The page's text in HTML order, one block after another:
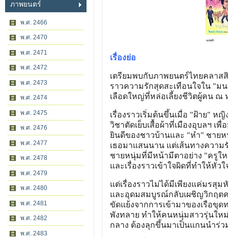
ภาพยนตร์
พ.ศ. 2466
พ.ศ. 2470
พ.ศ. 2471
พ.ศ. 2472
พ.ศ. 2473
พ.ศ. 2474
พ.ศ. 2475
พ.ศ. 2476
พ.ศ. 2477
พ.ศ. 2478
พ.ศ. 2479
พ.ศ. 2480
พ.ศ. 2481
พ.ศ. 2482
พ.ศ. 2483
เรื่องย่อ
เตรียมพบกับภาพยนตร์ไทยคลาส
ราวความรักสุดสะเทือนใจใน "ม
เลือดใหญ่ที่หล่อเลี้ยงชีวิตผู้คน ณ
เรื่องราวเริ่มต้นขึ้นเมื่อ "ฝ้าย" ห
วิชาตัดเย็บเสื้อผ้าที่เมืองอุบลฯ เ
ยินดีของชาวบ้านและ "หำ" ชาย
เธอมาแสนนาน แต่เส้นทางควา
ชายหนุ่มที่มีหน้ามีตาอย่าง "ครูใ
และเรื่องราวเข้าใจผิดที่ทำให้หัว
แต่เรื่องราวไม่ได้มีเพียงแค่มรสุ
และอุดมสมบูรณ์กลับเผชิญวิกฤต
ขัดแย้งจากการเข้ามาของเรือขุ
พังทลาย ทำให้คนหนุ่มสาวรุ่นให
กลาง ต้องลุกขึ้นมาเป็นแกนนำร่